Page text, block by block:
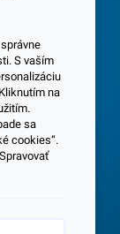
S vaším
na
sa
cookies“.